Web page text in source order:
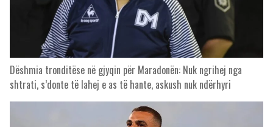
Dëshmia tronditëse në gjyqin për Maradonën: Nuk ngrihej nga
shtrati, s’donte të lahej e as të hante, askush nuk ndërhyri